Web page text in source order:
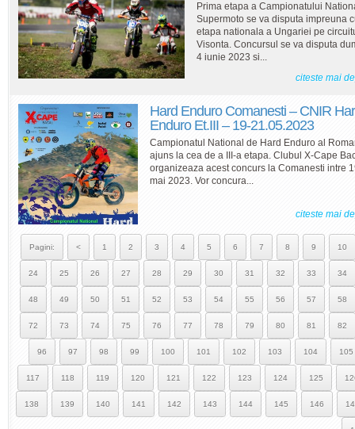
Prima etapa a Campionatului
Supermoto se va disputa impreuna
etapa nationala a Ungariei pe
Visonta. Concursul se va disputa
4 iunie 2023 si...
citeste mai
Hard Enduro Comanesti – CNIR
Enduro Et.III – 19-21.05.2023
Campionatul National de Hard Enduro al
ajuns la cea de a III-a etapa. Clubul X-Cape
organizeaza acest concurs la Comanesti intre
mai 2023. Vor concura...
citeste mai
Pagini: < 1 2 3 4 5 6 7 8 9 10
24 25 26 27 28 29 30 31 32 33 34
48 49 50 51 52 53 54 55 56 57 58
72 73 74 75 76 77 78 79 80 81 82
96 97 98 99 100 101 102 103 104 105
117 118 119 120 121 122 123 124 125
138 139 140 141 142 143 144 145 146